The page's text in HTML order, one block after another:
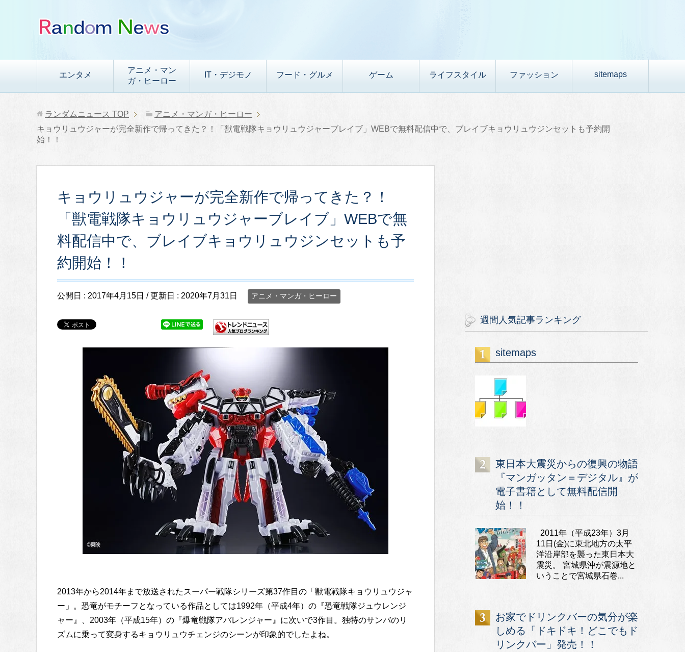
エンタメ
アニメ・マン
ガ・ヒーロー
IT・デジモノ フード・グルメ ゲーム ライフスタイル ファッション sitemaps
ランダムニュース TOP
アニメ・マンガ・ヒーロー
キョウリュウジャーが完全新作で帰ってきた？！「獣電戦隊キョウリュウジャーブレイブ」WEBで無料配信中で、ブレイブキョウリュウジンセットも予約開
始！！
キョウリュウジャーが完全新作で帰ってきた？！
「獣電戦隊キョウリュウジャーブレイブ」WEBで無
料配信中で、ブレイブキョウリュウジンセットも予
約開始！！
公開日 : 2017年4月15日 / 更新日 : 2020年7月31日 アニメ・マンガ・ヒーロー
2013年から2014年まで放送されたスーパー戦隊シリーズ第37作目の「獣電戦隊キョウリュウジャ
ー」。恐竜がモチーフとなっている作品としては1992年（平成4年）の『恐竜戦隊ジュウレンジ
ャー』、2003年（平成15年）の『爆竜戦隊アバレンジャー』に次いで3作目。独特のサンバのリ
ズムに乗って変身するキョウリュウチェンジのシーンが印象的でしたよね。
週間人気記事ランキング
sitemaps
東日本大震災からの復興の物語
『マンガッタン＝デジタル』が
電子書籍として無料配信開
始！！
2011年（平成23年）3月
11日(金)に東北地方の太平
洋沿岸部を襲った東日本大
震災。 宮城県沖が震源地と
いうことで宮城県石巻...
お家でドリンクバーの気分が楽
しめる「ドキドキ！どこでもド
リンクバー」発売！！